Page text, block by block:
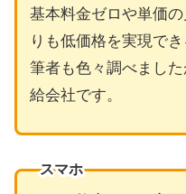
基本料金ゼロや単価
りも低価格を実現で
筆者も色々調べまし
給会社です。
スマホ